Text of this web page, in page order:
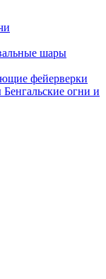
шары
фейерверки
Бенгальские огни и